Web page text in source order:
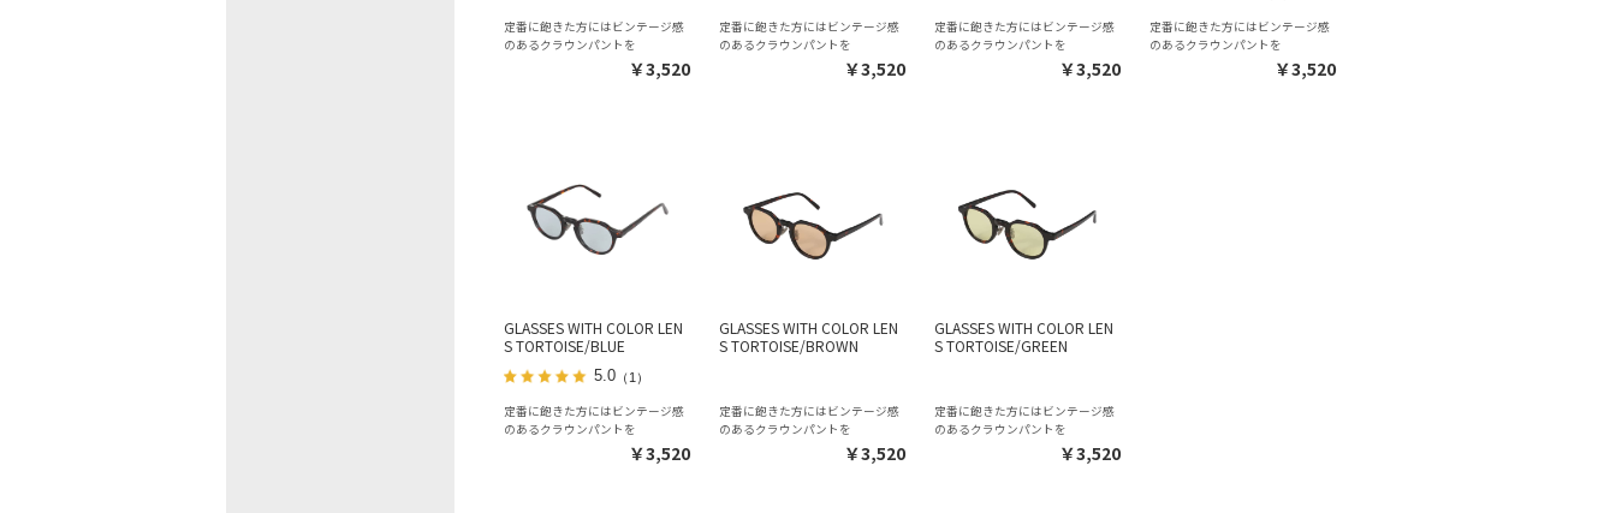
定番に飽きた方にはビンテージ感
のあるクラウンパントを
￥3,520
定番に飽きた方にはビンテージ感
のあるクラウンパントを
￥3,520
定番に飽きた方にはビンテージ感
のあるクラウンパントを
￥3,520
定番に飽きた方にはビンテージ感
のあるクラウンパントを
￥3,520
GLASSES WITH COLOR LEN
S TORTOISE/BLUE
5.0（1）
定番に飽きた方にはビンテージ感
のあるクラウンパントを
￥3,520
GLASSES WITH COLOR LEN
S TORTOISE/BROWN
定番に飽きた方にはビンテージ感
のあるクラウンパントを
￥3,520
GLASSES WITH COLOR LEN
S TORTOISE/GREEN
定番に飽きた方にはビンテージ感
のあるクラウンパントを
￥3,520